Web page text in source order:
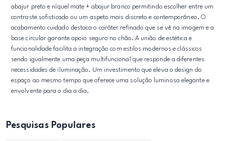
abajur preto e níquel mate + abajur branco permitindo escolher entre um
contraste sofisticado ou um aspeto mais discreto e contemporâneo. O
acabamento cuidado destaca o caráter refinado que se vê na imagem e a
base circular garante apoio seguro no chão. A união de estética e
funcionalidade facilita a integração com estilos modernos e clássicos
sendo igualmente uma peça multifuncional que responde a diferentes
necessidades de iluminação. Um investimento que eleva o design do
espaço ao mesmo tempo que oferece uma solução luminosa elegante e
envolvente para o dia a dia.
Pesquisas Populares